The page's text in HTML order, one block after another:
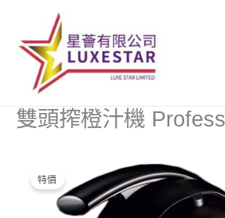
雙頭搾橙汁機
特價
原
始
目